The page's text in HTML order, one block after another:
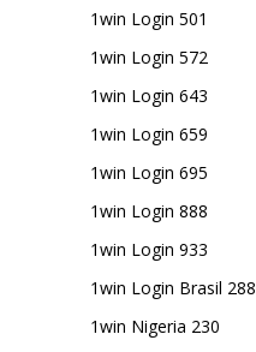
1win Login 501
1win Login 572
1win Login 643
1win Login 659
1win Login 695
1win Login 888
1win Login 933
1win Login Brasil 288
1win Nigeria 230